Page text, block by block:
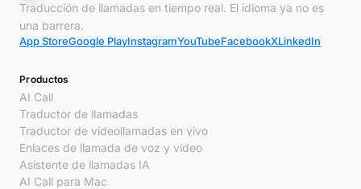
Traducción de llamadas en tiempo real. El idioma ya no es
una barrera.
App StoreGoogle PlayInstagramYouTubeFacebookXLinkedIn
Productos
AI Call
Traductor de llamadas
Traductor de videollamadas en vivo
Enlaces de llamada de voz y vídeo
Asistente de llamadas IA
AI Call para Mac